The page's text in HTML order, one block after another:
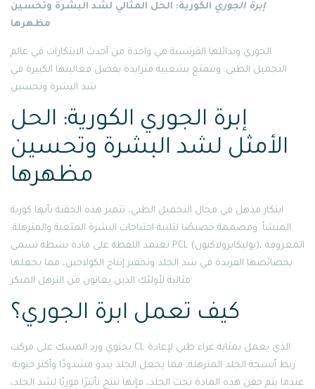
إبرة الجوري الكورية: الحل المثالي لشد البشرة وتحسين
مظهرها
الجوري وبدائلها الفرنسية هي واحدة من أحدث الابتكارات في عالم
التجميل الطبي. وتتمتع بشعبية متزايدة بفضل فعاليتها الكبيرة في
شد البشرة وتحسين
إبرة الجوري الكورية: الحل
الأمثل لشد البشرة وتحسين
مظهرها
ابتكار مذهل في مجال التجميل الطبي، تتميز هذه الحقنة بأنها كورية
المنشأ. ومصممة خصيصًا لتلبية احتياجات البشرة المتعبة والمترهلة.
تعتمد اللقطة على مادة نشطة تسمى PCL (بوليكابرولاكتون)، المعروفة
بخصائصها الفريدة في شد الجلد وتحفيز إنتاج الكولاجين، مما يجعلها
مثالية لأولئك الذين يعانون من الترهل المبكر·
كيف تعمل ابرة الجوري؟
يحتوي ورد المسك على مركب CL الذي يعمل بمثابة غراء طبي لإعادة
ربط أنسجة الجلد المترهلة، مما يجعل الجلد يبدو مشدودًا وأكثر حيوية.
عندما يتم حقن هذه المادة تحت الجلد، فإنها تنتج تأثيرًا فوريًا لشد الجلد،